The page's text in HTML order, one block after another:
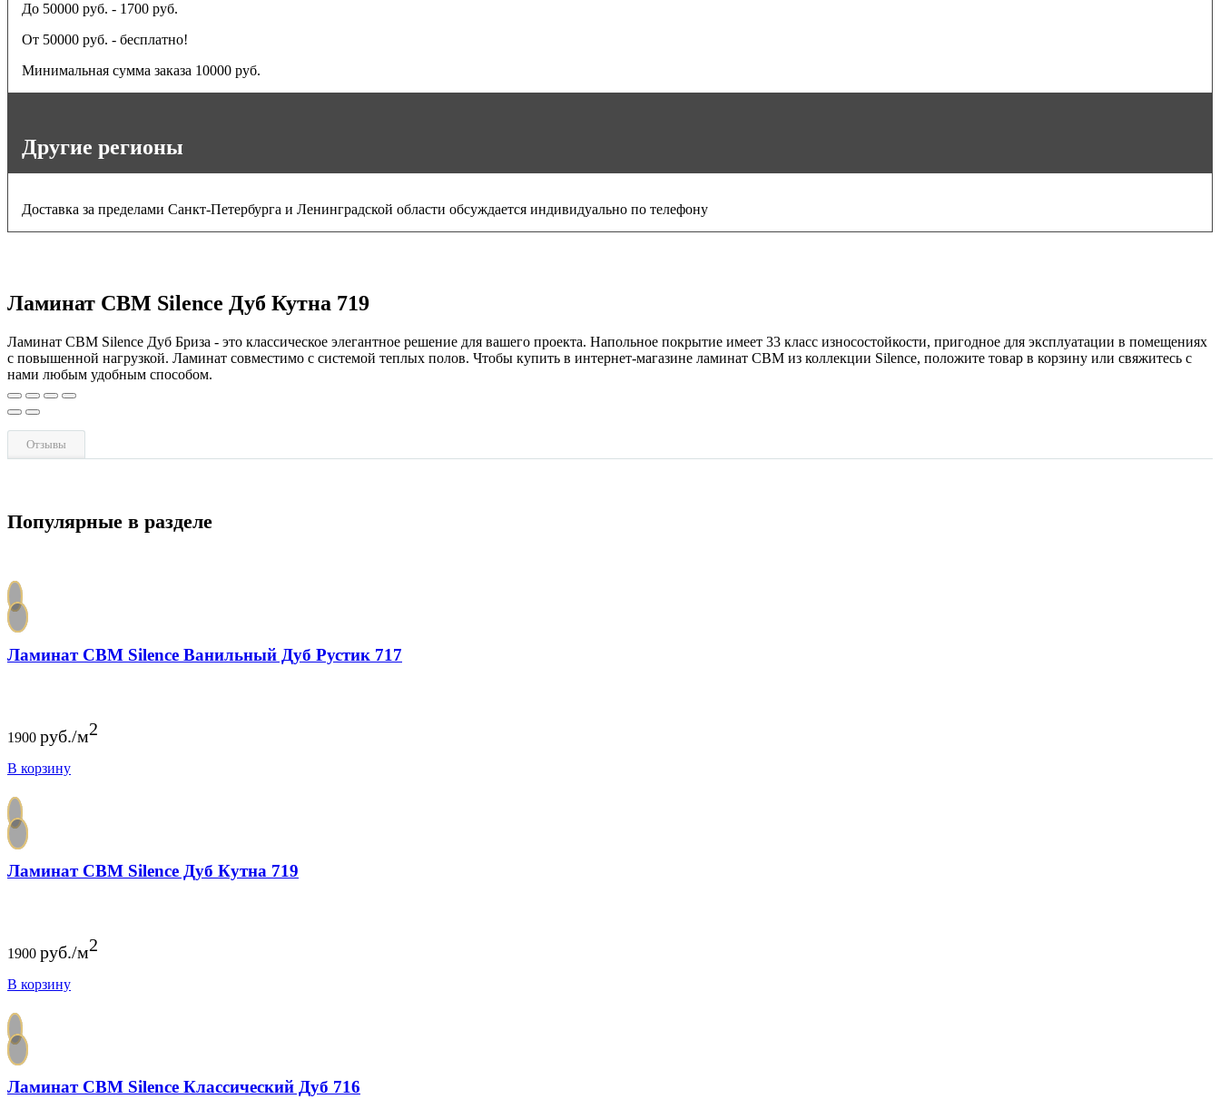
До 50000 руб. - 1700 руб.
От 50000 руб. - бесплатно!
Минимальная сумма заказа 10000 руб.
Другие регионы
Доставка за пределами Санкт-Петербурга и Ленинградской области обсуждается индивидуально по телефону
Ламинат CBM Silence Дуб Кутна 719
Ламинат CBM Silence Дуб Бриза - это классическое элегантное решение для вашего проекта. Напольное покрытие имеет 33 класс износостойкости, пригодное для эксплуатации в помещениях
с повышенной нагрузкой. Ламинат совместимо с системой теплых полов. Чтобы купить в интернет-магазине ламинат CBM из коллекции Silence, положите товар в корзину или свяжитесь с
нами любым удобным способом.
Отзывы
Популярные в разделе
Ламинат CBM Silence Ванильный Дуб Рустик 717
1900 руб./м2
В корзину
Ламинат CBM Silence Дуб Кутна 719
1900 руб./м2
В корзину
Ламинат CBM Silence Классический Дуб 716